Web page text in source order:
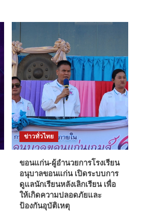
ข่าวทั่วไทย
ขอนแก่น-ผู้อำนวยการโรงเรียน
อนุบาลขอนแก่น เปิดระบบการ
ดูแลนักเรียนหลังเลิกเรียน เพื่อ
ให้เกิดความปลอดภัยและ
ป้องกันอุบัติเหตุ